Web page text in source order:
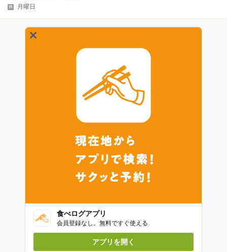
月曜日
食べログアプリ
会員登録なし。無料ですぐ使える
アプリを開く